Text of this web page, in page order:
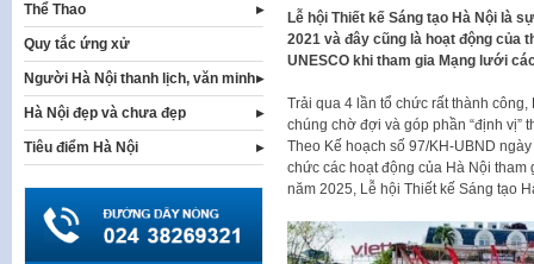
Lễ hội Thiết kế Sáng tạo Hà Nội là
2021 và đây cũng là hoạt động của
UNESCO khi tham gia Mạng lưới
Trải qua 4 lần tổ chức rất thành
chúng chờ đợi và góp phần “định vị”
Theo Kế hoạch số 97/KH-UBND
chức các hoạt động của Hà Nội
năm 2025, Lễ hội Thiết kế Sáng tạo
Thể Thao
Quy tắc ứng xử
Người Hà Nội thanh lịch, văn minh
Hà Nội đẹp và chưa đẹp
Tiêu điểm Hà Nội